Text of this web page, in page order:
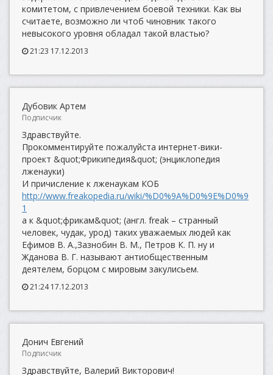
комитетом, с привлечением боевой техники. Как вы
считаете, возможно ли чтоб чиновник такого
невысокого уровня обладал такой властью?
21:23 17.12.2013
Дубовик Артем
Подписчик
Здравствуйте.
Прокомментируйте пожалуйста интернет-вики-
проект &quot;Фрикипедия&quot; (энциклопедия
лженауки)
И причисление к лженаукам КОБ
http://www.freakopedia.ru/wiki/%D0%9A%D0%9E%D0%9
1
а к &quot;фрикам&quot; (англ. freak – странный
человек, чудак, урод) таких уважаемых людей как
Ефимов В. А.,Зазнобин В. М., Петров К. П. ну и
Жданова В. Г. называют антиобщественным
деятелем, борцом с мировым закулисьем.
21:24 17.12.2013
Донич Евгений
Подписчик
Здравствуйте, Валерий Викторович!